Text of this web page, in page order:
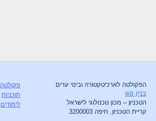
הפקולטה לארכיטקטורה ובינוי ערים
בניין סגו
הטכניון – מכון טכנולוגי לישראל
קריית הטכניון, חיפה 3200003
פקולטה
תוכניות
לימודים